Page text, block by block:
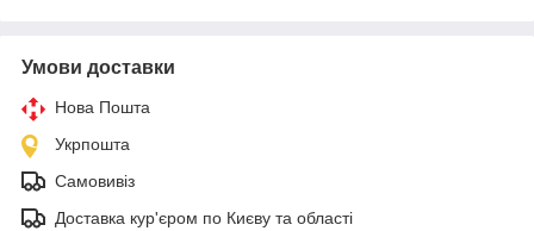
Умови доставки
Нова Пошта
Укрпошта
Самовивіз
Доставка кур'єром по Києву та області